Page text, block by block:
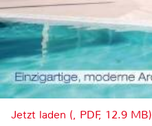
Jetzt laden (, PDF, 12.9 MB)